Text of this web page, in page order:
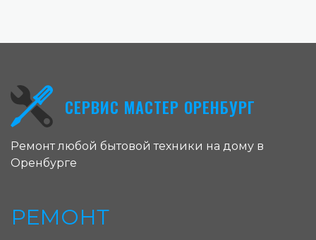
СЕРВИС МАСТЕР ОРЕНБУРГ
Ремонт любой бытовой техники на дому в
Оренбурге
РЕМОНТ